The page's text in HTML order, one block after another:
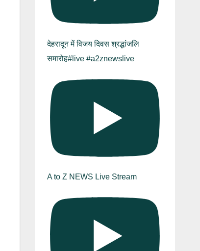
देहरादून में विजय दिवस श्रद्धांजलि
समारोह#live #a2znewslive
A to Z NEWS Live Stream